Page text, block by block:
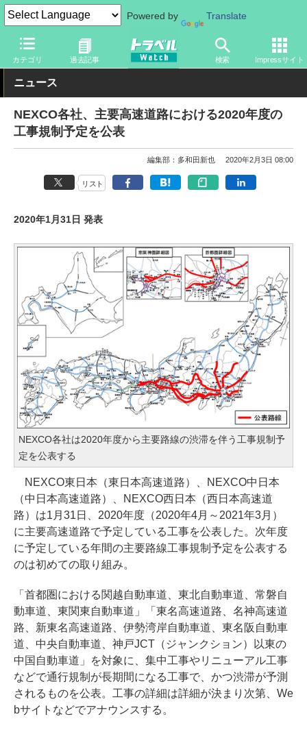
Powered by Translate
カテゴリ 過去記事 検索 Impressサイト
トラベル Watch 地域 国内旅行
ニュース
NEXCO各社、主要高速道路における2020年度の
工事規制予定を公表
編集部：多和田新也 2020年2月3日 08:00
リスト
2020年1月31日 発表
NEXCO各社は2020年度から主要路線の渋滞を伴う工事規制予
定を公表する
NEXCO東日本（東日本高速道路）、NEXCO中日本
（中日本高速道路）、NEXCO西日本（西日本高速道
路）は1月31日、2020年度（2020年4月～2021年3月）
に主要高速道路で予定している工事を公表した。次年度
に予定している年間の主要路線工事規制予定を公表する
のは初めての取り組み。
「首都圏における関越自動車道、東北自動車道、常磐自
動車道、東関東自動車道」「東名高速道路、名神高速道
路、新東名高速道路、伊勢湾岸自動車道、東名阪自動車
道、中央自動車道、神戸JCT（ジャンクション）以東の
中国自動車道」を対象に、集中工事やリニューアル工事
などで通行規制が長期間になる工事で、かつ渋滞が予測
されるものを公表。工事の詳細は詳細が決まり次第、We
bサイトなどでアナウンスする。